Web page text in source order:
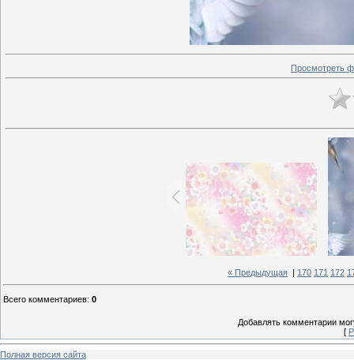
Просмотреть
« Предыдущая 170 171 172
Всего комментариев: 0
Добавлять комментарии
[
Полная версия сайта